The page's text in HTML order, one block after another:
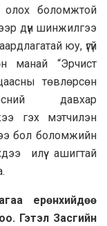
олох боломжтой
дүн шинжилгээ
юу, үгүй
манай “Эрчист
төвлөрсөн
давхар
гэх мэтчилэн
бол боломжийн
илүү ашигтай
ерөнхийдөө
Гэтэл Засгийн